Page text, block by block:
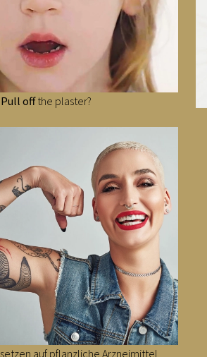
Pull offthe plaster?
setzen auf pflanzliche Arzneimittel